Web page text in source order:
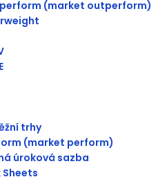
(market outperform)
trhy
(market perform)
úroková sazba
Sheets